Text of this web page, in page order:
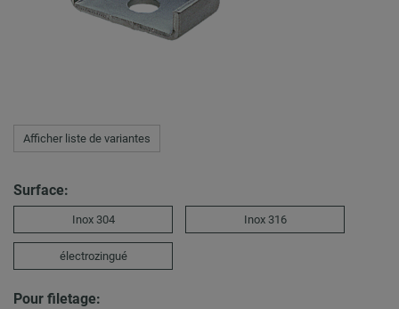
Afficher liste de variantes
Surface:
Inox 304 Inox 316
électrozingué
Pour filetage: